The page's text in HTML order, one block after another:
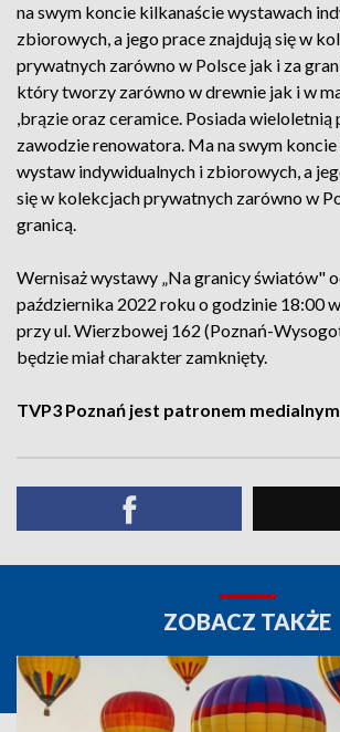
na swym koncie kilkanaście wystawach
zbiorowych, a jego prace znajdują się w
prywatnych zarówno w Polsce jak i za
który tworzy zarówno w drewnie jak i w
,brązie oraz ceramice. Posiada
zawodzie renowatora. Ma na swym
wystaw indywidualnych i zbiorowych, a
się w kolekcjach prywatnych zarówno w
granicą.
Wernisaż wystawy „Na granicy światów"
października 2022 roku o godzinie 18:00
przy ul. Wierzbowej 162 (Poznań-
będzie miał charakter zamknięty.
TVP3 Poznań jest patronem
ZOBACZ TAKŻE